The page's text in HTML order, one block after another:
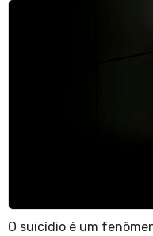
O suicídio é um